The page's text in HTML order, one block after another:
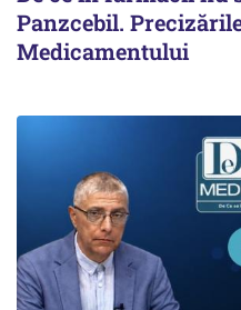
Panzcebil.
Medicamentului